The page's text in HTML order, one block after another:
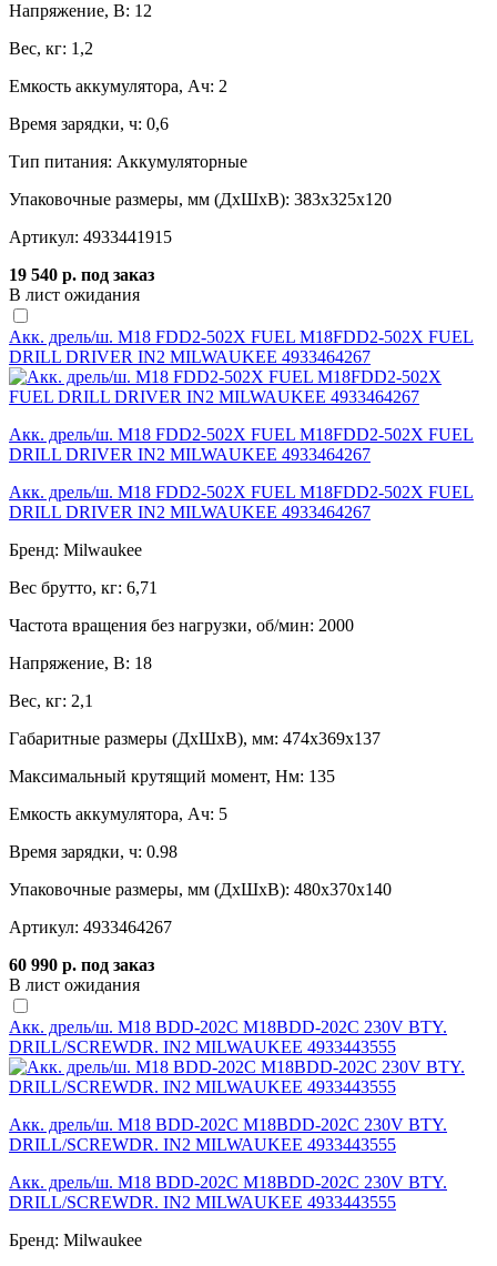
Напряжение, B: 12
Вес, кг: 1,2
Емкость аккумулятора, Ач: 2
Время зарядки, ч: 0,6
Тип питания: Аккумуляторные
Упаковочные размеры, мм (ДхШхВ): 383x325x120
Артикул: 4933441915
19 540 р. под заказ
В лист ожидания
Акк. дрель/ш. M18 FDD2-502X FUEL M18FDD2-502X FUEL
DRILL DRIVER IN2 MILWAUKEE 4933464267
Акк. дрель/ш. M18 FDD2-502X FUEL M18FDD2-502X FUEL
DRILL DRIVER IN2 MILWAUKEE 4933464267
Акк. дрель/ш. M18 FDD2-502X FUEL M18FDD2-502X FUEL
DRILL DRIVER IN2 MILWAUKEE 4933464267
Бренд: Milwaukee
Вес брутто, кг: 6,71
Частота вращения без нагрузки, об/мин: 2000
Напряжение, B: 18
Вес, кг: 2,1
Габаритные размеры (ДxШxВ), мм: 474x369x137
Максимальный крутящий момент, Нм: 135
Емкость аккумулятора, Ач: 5
Время зарядки, ч: 0.98
Упаковочные размеры, мм (ДхШхВ): 480x370x140
Артикул: 4933464267
60 990 р. под заказ
В лист ожидания
Акк. дрель/ш. M18 BDD-202C M18BDD-202C 230V BTY.
DRILL/SCREWDR. IN2 MILWAUKEE 4933443555
Акк. дрель/ш. M18 BDD-202C M18BDD-202C 230V BTY.
DRILL/SCREWDR. IN2 MILWAUKEE 4933443555
Акк. дрель/ш. M18 BDD-202C M18BDD-202C 230V BTY.
DRILL/SCREWDR. IN2 MILWAUKEE 4933443555
Бренд: Milwaukee